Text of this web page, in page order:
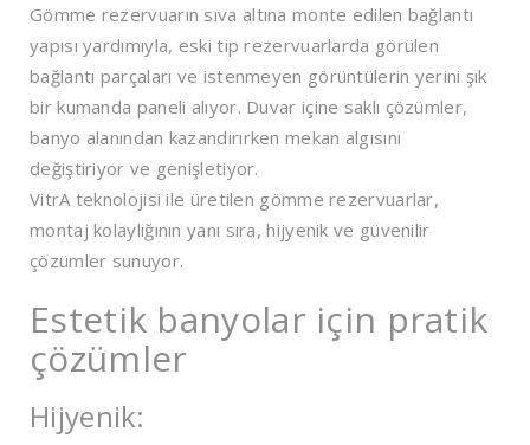
Gömme rezervuarın sıva altına monte edilen bağlantı
yapısı yardımıyla, eski tip rezervuarlarda görülen
bağlantı parçaları ve istenmeyen görüntülerin yerini şık
bir kumanda paneli alıyor. Duvar içine saklı çözümler,
banyo alanından kazandırırken mekan algısını
değiştiriyor ve genişletiyor.
VitrA teknolojisi ile üretilen gömme rezervuarlar,
montaj kolaylığının yanı sıra, hijyenik ve güvenilir
çözümler sunuyor.
Estetik banyolar için pratik
çözümler
Hijyenik: